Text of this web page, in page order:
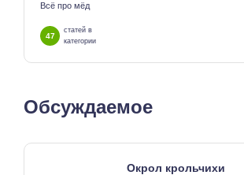
Всё про мёд
47
статей в
категории
Обсуждаемое
Окрол крольчихи